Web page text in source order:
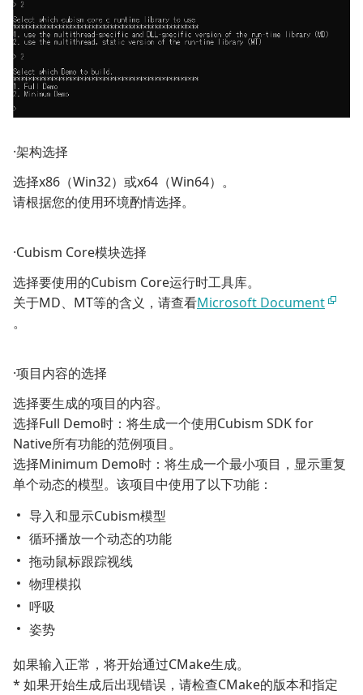
·架构选择
选择x86（Win32）或x64（Win64）。
请根据您的使用环境酌情选择。
·Cubism Core模块选择
选择要使用的Cubism Core运行时工具库。
关于MD、MT等的含义，请查看Microsoft Document
。
·项目内容的选择
选择要生成的项目的内容。
选择Full Demo时：将生成一个使用Cubism SDK for
Native所有功能的范例项目。
选择Minimum Demo时：将生成一个最小项目，显示重复
单个动态的模型。该项目中使用了以下功能：
导入和显示Cubism模型
循环播放一个动态的功能
拖动鼠标跟踪视线
物理模拟
呼吸
姿势
如果输入正常，将开始通过CMake生成。
* 如果开始生成后出现错误，请检查CMake的版本和指定